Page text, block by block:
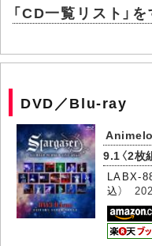
「CD一覧リスト」
DVD／Blu-ray
9.1〈2枚
LABX-
込）